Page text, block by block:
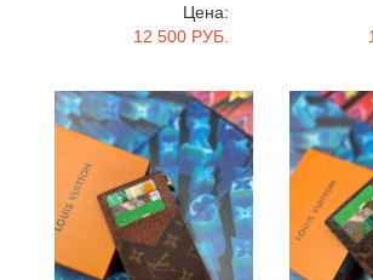
Цена:
12 500 РУБ.